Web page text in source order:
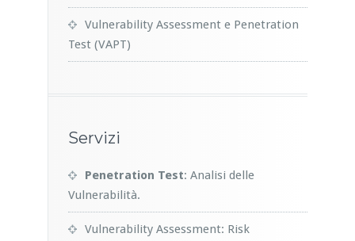
Vulnerability Assessment e Penetration
Test (VAPT)
Servizi
Penetration Test: Analisi delle
Vulnerabilità.
Vulnerability Assessment: Risk